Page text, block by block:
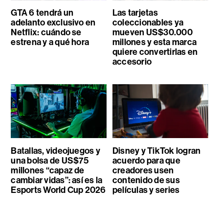
GTA 6 tendrá un
adelanto exclusivo en
Netflix: cuándo se
estrena y a qué hora
Las tarjetas
coleccionables ya
mueven US$30.000
millones y esta marca
quiere convertirlas en
accesorio
Batallas, videojuegos y
una bolsa de US$75
millones “capaz de
cambiar vidas”: así es la
Esports World Cup 2026
Disney y TikTok logran
acuerdo para que
creadores usen
contenido de sus
películas y series